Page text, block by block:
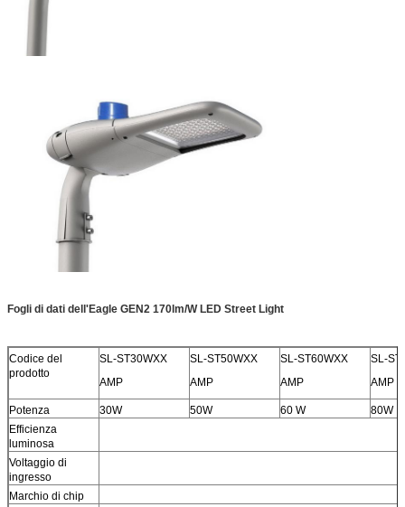
Fogli di dati dell'Eagle GEN2 170lm/W LED Street Light
Codice del
prodotto
SL-ST30WXX
AMP
SL-ST50WXX
AMP
SL-ST60WXX
AMP
SL-
AMP
Potenza 30W 50W 60 W
80W
Efficienza
luminosa
Voltaggio di
ingresso
Marchio di chip